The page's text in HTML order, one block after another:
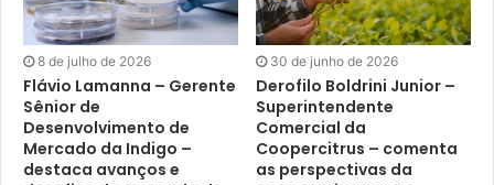
8 de julho de 2026
Flávio Lamanna – Gerente
Sênior de
Desenvolvimento de
Mercado da Indigo –
destaca avanços e
30 de junho de 2026
Derofilo Boldrini Junior –
Superintendente
Comercial da
Coopercitrus – comenta
as perspectivas da